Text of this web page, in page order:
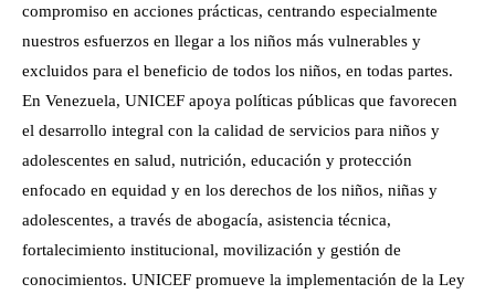
compromiso en acciones prácticas, centrando especialmente
nuestros esfuerzos en llegar a los niños más vulnerables y
excluidos para el beneficio de todos los niños, en todas partes.
En Venezuela, UNICEF apoya políticas públicas que favorecen
el desarrollo integral con la calidad de servicios para niños y
adolescentes en salud, nutrición, educación y protección
enfocado en equidad y en los derechos de los niños, niñas y
adolescentes, a través de abogacía, asistencia técnica,
fortalecimiento institucional, movilización y gestión de
conocimientos. UNICEF promueve la implementación de la Ley